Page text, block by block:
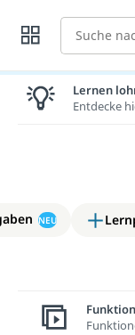
Suche
NEU
Lernen
Entdecke